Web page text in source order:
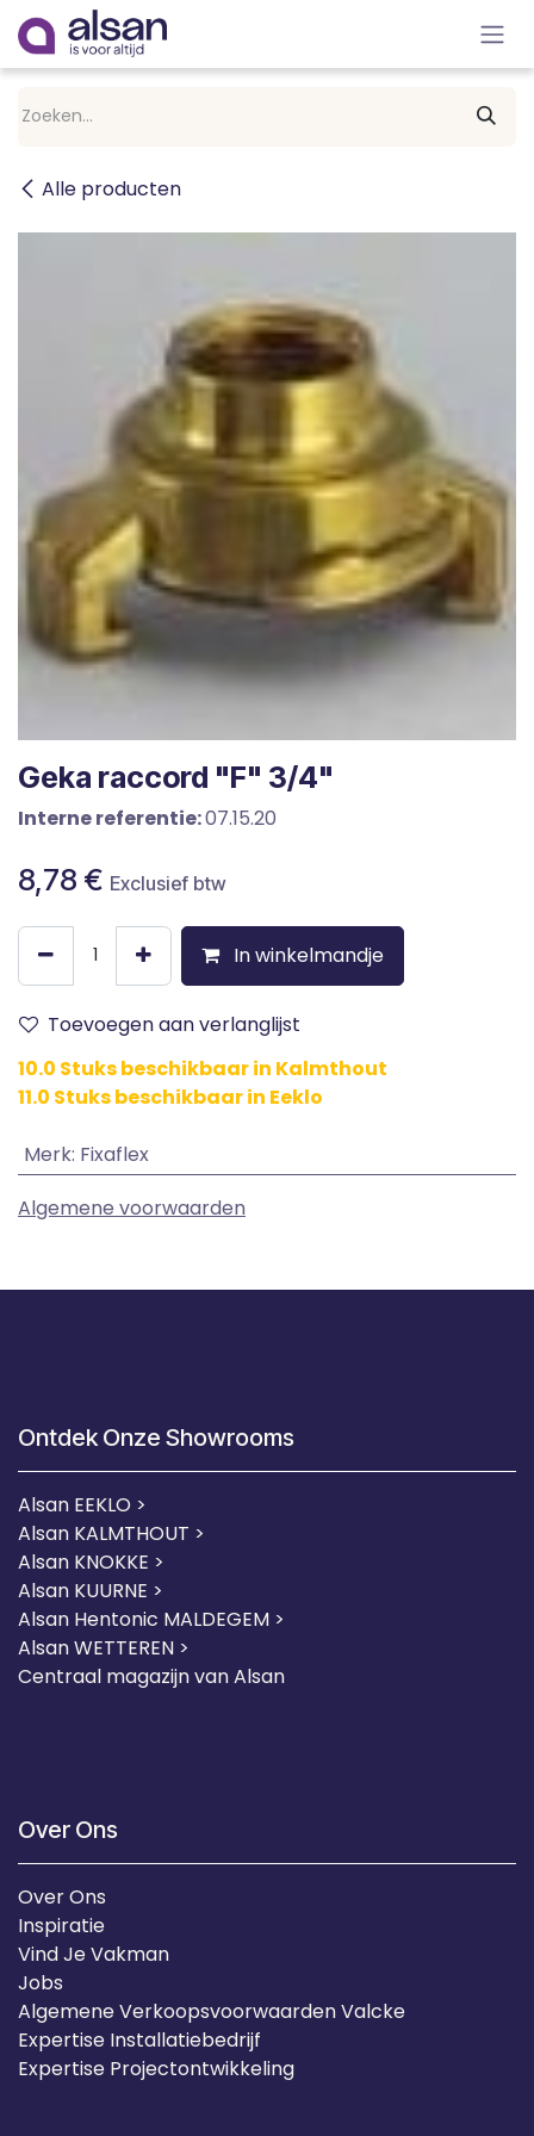
Overslaan naar inhoud
Alle producten
Geka raccord "F" 3/4"
Interne referentie:07.15.20
8,78 € Exclusief btw
In winkelmandje
Toevoegen aan verlanglijst
10.0 Stuks beschikbaar in Kalmthout
11.0 Stuks beschikbaar in Eeklo
Merk: Fixaflex
Algemene voorwaarden
Ontdek Onze Showrooms
Alsan EEKLO >
Alsan KALMTHOUT >
Alsan KNOKKE >
Alsan KUURNE >
Alsan Hentonic MALDEGEM >
Alsan WETTEREN >
Centraal magazijn van Alsan
Over Ons
Over Ons
Inspiratie
Vind Je Vakman
Jobs
Algemene Verkoopsvoorwaarden Valcke
Expertise Installatiebedrijf
Expertise Projectontwikkeling